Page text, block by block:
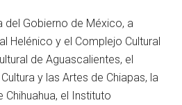
del Gobierno de México, a
Helénico y el Complejo Cultural
de Aguascalientes, el
y las Artes de Chiapas, la
Chihuahua, el Instituto